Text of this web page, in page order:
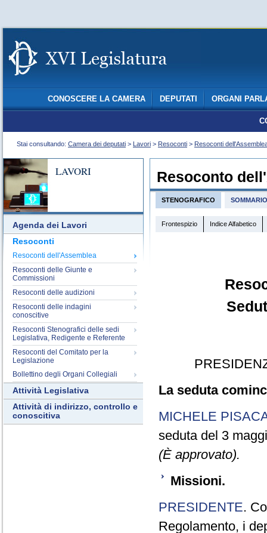
CONOSCERE LA CAMERA DEPUTATI ORGANI
Stai consultando: Camera dei deputati > Lavori > Resoconti > Resoconti
LAVORI
Agenda dei Lavori
Resoconti
Resoconti dell'Assemblea
Resoconti delle Giunte e
Commissioni
Resoconti delle audizioni
Resoconti delle indagini
conoscitive
Resoconti Stenografici delle sedi
Legislativa, Redigente e Referente
Resoconti del Comitato per la
Legislazione
Bollettino degli Organi Collegiali
Attività Legislativa
Attività di indirizzo, controllo e
conoscitiva
Resoconto
STENOGRAFICO SOMMARIO
Frontespizio Indice Alfabetico
La seduta
MICHELE
seduta del 3
(È approvato).
Missioni.
PRESIDENTE.
Regolamento, i